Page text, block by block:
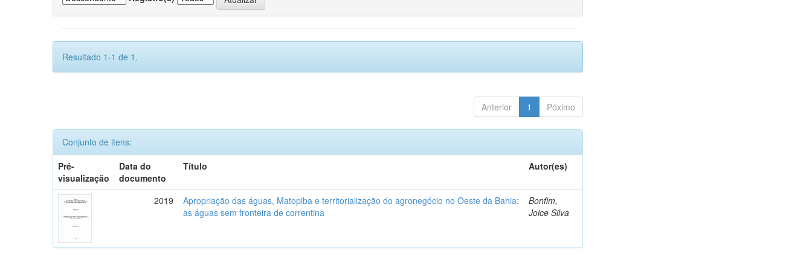
Resultado 1-1 de 1.
Anterior 1 Póximo
Conjunto de itens:
Pré-
visualização
Data do
documento
Título Autor(es)
2019
Apropriação das águas, Matopiba e territorialização do agronegócio no Oeste da Bahia:
as águas sem fronteira de correntina
Bonfim,
Joice Silva